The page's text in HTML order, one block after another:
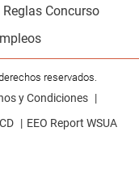
Reglas Concurso
reservados.
y Condiciones
EEO Report WSUA